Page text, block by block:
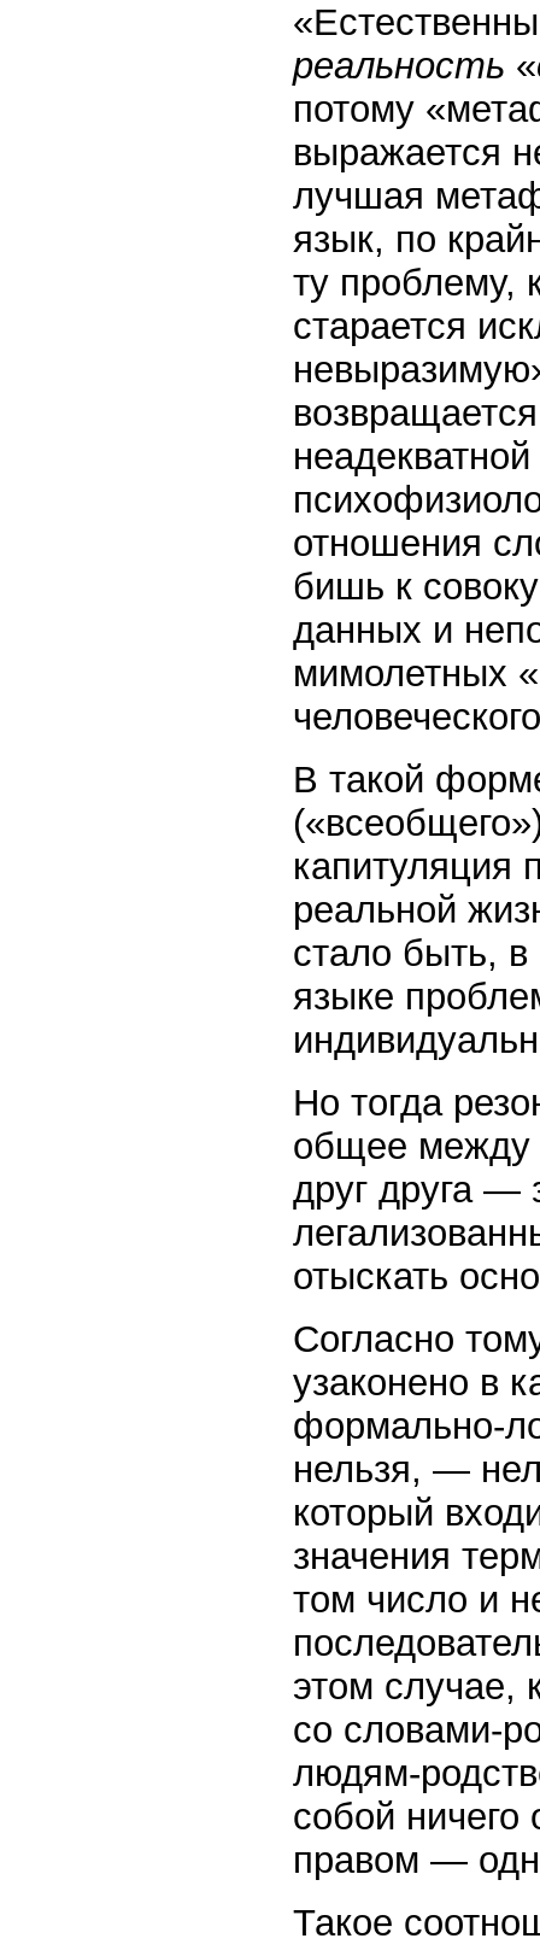
реальность «
потому
выражается
лучшая
язык, по
ту проблему,
старается
отношения
бишь к
данных и
мимолетных
В такой
капитуляция
реальной
стало быть,
языке
Но тогда
общее
друг друга —
отыскать
Согласно
узаконено в
формально-
нельзя, —
который
значения
том число и
этом случае,
со словами-
людям-
собой
правом —
Такое